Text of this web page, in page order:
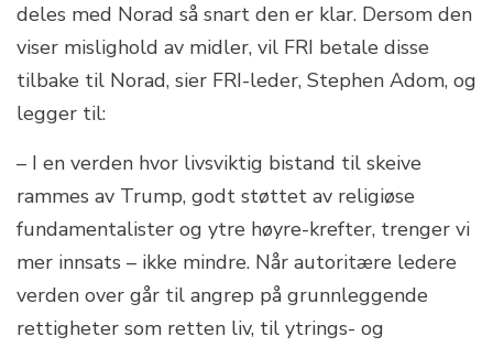
deles med Norad så snart den er klar. Dersom den
viser mislighold av midler, vil FRI betale disse
tilbake til Norad, sier FRI-leder, Stephen Adom, og
legger til:
– I en verden hvor livsviktig bistand til skeive
rammes av Trump, godt støttet av religiøse
fundamentalister og ytre høyre-krefter, trenger vi
mer innsats – ikke mindre. Når autoritære ledere
verden over går til angrep på grunnleggende
rettigheter som retten liv, til ytrings- og